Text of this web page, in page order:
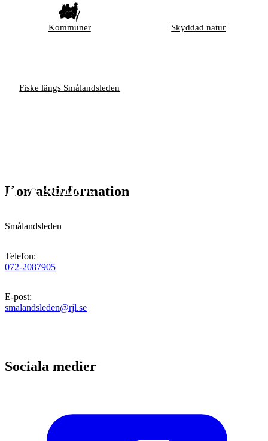
Kommuner Skyddad natur
Fiske längs Smålandsleden
Kontaktinformation
Smålandsleden
Telefon:
072-2087905
E-post:
smalandsleden@rjl.se
Sociala medier